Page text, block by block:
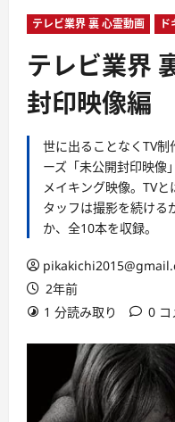
ー
テレビ業界 裏 心霊動画
テレビ業界
封印映像編
世に出ることなくTV制
ーズ「未公開封印映像
メイキング映像。TV
タッフは撮影を続ける
か、全10本を収録。
2年前
1 分読み取り
0 コ